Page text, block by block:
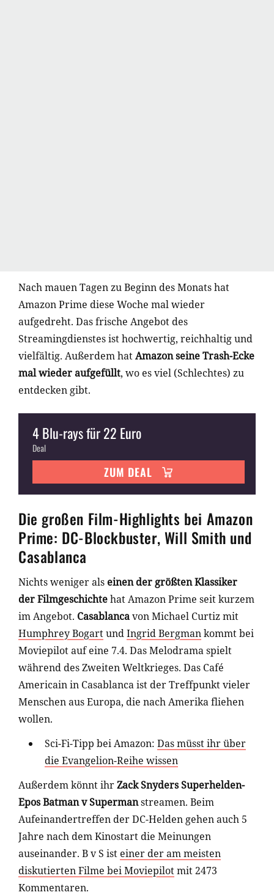
Nach mauen Tagen zu Beginn des Monats hat
Amazon Prime diese Woche mal wieder
aufgedreht. Das frische Angebot des
Streamingdienstes ist hochwertig, reichhaltig und
vielfältig. Außerdem hatAmazon seine Trash-Ecke
mal wieder aufgefüllt, wo es viel (Schlechtes) zu
entdecken gibt.
4 Blu-rays für 22 Euro
Deal
ZUM DEAL
Die großen Film-Highlights bei Amazon
Prime: DC-Blockbuster, Will Smith und
Casablanca
Nichts weniger als einen der größten Klassiker
der Filmgeschichtehat Amazon Prime seit kurzem
im Angebot. Casablancavon Michael Curtiz mit
Humphrey BogartundIngrid Bergmankommt bei
Moviepilot auf eine 7.4. Das Melodrama spielt
während des Zweiten Weltkrieges. Das Café
Americain in Casablanca ist der Treffpunkt vieler
Menschen aus Europa, die nach Amerika fliehen
wollen.
Sci-Fi-Tipp bei Amazon: Das müsst ihr über
die Evangelion-Reihe wissen
Außerdem könnt ihrZack Snyders Superhelden-
Epos Batman v Supermanstreamen. Beim
Aufeinandertreffen der DC-Helden gehen auch 5
Jahre nach dem Kinostart die Meinungen
auseinander. B v S ist einer der am meisten
diskutierten Filme bei Moviepilotmit 2473
Kommentaren.